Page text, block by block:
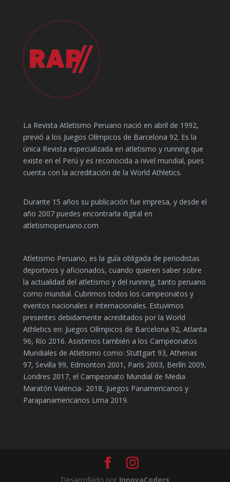
La Revista Atletismo Peruano nació en abril de 1992,
previó a los Juegos Olímpicos de Barcelona 92. Es la
única Revista especializada en atletismo y running que
existe en el Perú y es reconocida a nivel mundial, pues
cuenta con la acreditación de la World Athletics.
Durante 15 años su publicación fue impresa, y desde el
año 2007 puedes encontrarla digital en
atletismoperuano.com
Atletismo Peruano, es la guía obligada de periodistas
deportivos y aficionados, cuando quieren saber sobre
la actualidad del atletismo y del running, tanto peruano
como mundial. Cubrimos todos los campeonatos y
eventos nacionales e internacionales. Estuvimos
presentes debidamente acreditados por la World
Athletics en: Juegos Olímpicos de Barcelona 92, Atlanta
96, Río 2016. Asistimos también a los Campeonatos
Mundiales de Atletismo como: Stuttgart 93, Athenas
97, Sevilla 99, Edmonton 2001, Paris 2003, Berlín 2009,
Londres 2017, el Campeonato Mundial de Media
Maratón Valencia- 2018, Juegos Panamericanos y
Parapanamericanos Lima 2019.
Desarrollado por InnovaCoders